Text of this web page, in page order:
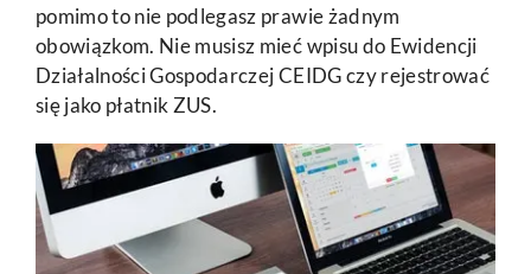
pomimo to nie podlegasz prawie żadnym
obowiązkom. Nie musisz mieć wpisu do Ewidencji
Działalności Gospodarczej CEIDG czy rejestrować
się jako płatnik ZUS.